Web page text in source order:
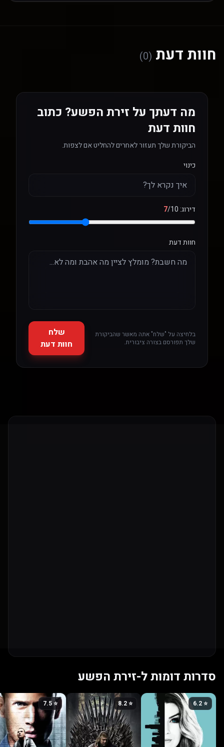
חוות דעת (0)
מה דעתך על זירת הפשע? כתוב
חוות דעת
הביקורת שלך תעזור לאחרים להחליט אם לצפות.
כינוי
דירוג: 7/10
חוות דעת
בלחיצה על "שלח" אתה מאשר שהביקורת
שלך תפורסם בצורה ציבורית.
שלח
חוות דעת
סדרות דומות ל-זירת הפשע
⭐ 6.2
⭐ 8.2
⭐ 7.5